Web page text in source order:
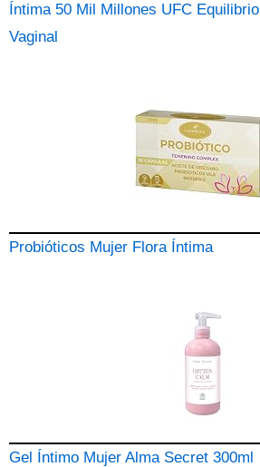
Íntima 50 Mil Millones UFC Equilibrio
Vaginal
Probióticos Mujer Flora Íntima
Gel Íntimo Mujer Alma Secret 300ml